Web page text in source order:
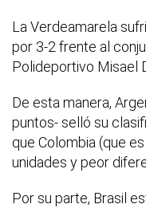
La Verdeamarela
por 3-2 frente al
Polideportivo Misael
De esta manera,
puntos- selló su
que Colombia (que
unidades y peor
Por su parte, Brasil